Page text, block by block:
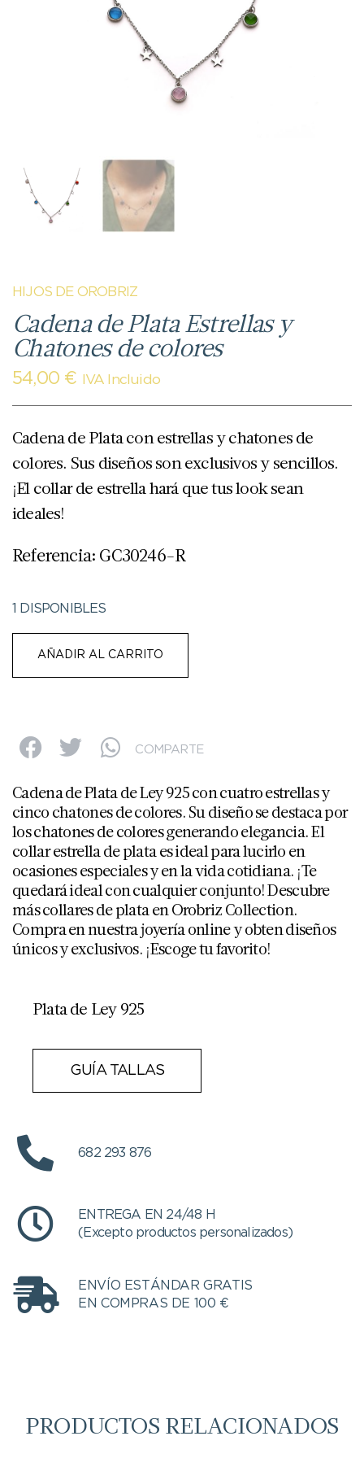
HIJOS DE OROBRIZ
Cadena de Plata Estrellas y
Chatones de colores
54,00 € IVA Incluido
Cadena de Plata con estrellas y chatones de
colores. Sus diseños son exclusivos y sencillos.
¡El collar de estrella hará que tus look sean
ideales!
Referencia: GC30246-R
1 DISPONIBLES
AÑADIR AL CARRITO
COMPARTE
Cadena de Plata de Ley 925 con cuatro estrellas y
cinco chatones de colores. Su diseño se destaca por
los chatones de colores generando elegancia. El
collar estrella de plata es ideal para lucirlo en
ocasiones especiales y en la vida cotidiana. ¡Te
quedará ideal con cualquier conjunto! Descubre
más collares de plata en Orobriz Collection.
Compra en nuestra joyería online y obten diseños
únicos y exclusivos. ¡Escoge tu favorito!
Plata de Ley 925
GUÍA TALLAS
682 293 876
ENTREGA EN 24/48 H
(Excepto productos personalizados)
ENVÍO ESTÁNDAR GRATIS
EN COMPRAS DE 100 €
PRODUCTOS RELACIONADOS